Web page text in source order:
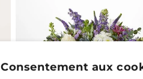
Consentement aux